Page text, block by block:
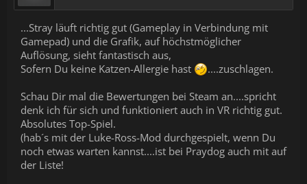
...Stray läuft richtig gut (Gameplay in Verbindung mit
Gamepad) und die Grafik, auf höchstmöglicher
Auflösung, sieht fantastisch aus,
Sofern Du keine Katzen-Allergie hast
....zuschlagen.
Schau Dir mal die Bewertungen bei Steam an....spricht
denk ich für sich und funktioniert auch in VR richtig gut.
Absolutes Top-Spiel.
(hab´s mit der Luke-Ross-Mod durchgespielt, wenn Du
noch etwas warten kannst....ist bei Praydog auch mit auf
der Liste!